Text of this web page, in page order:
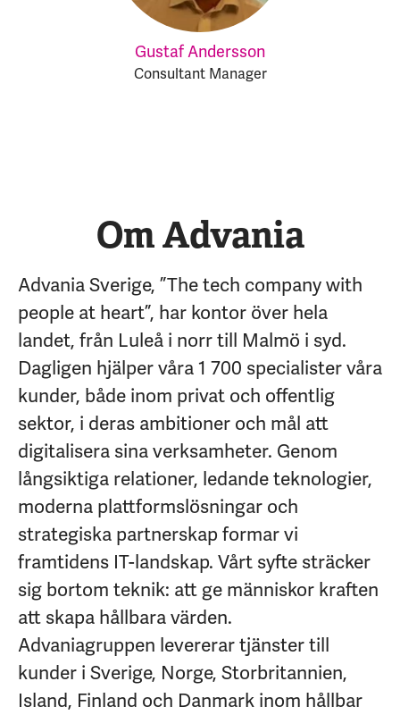
Gustaf Andersson
Consultant Manager
Om Advania
Advania Sverige, ”The tech company with
people at heart”, har kontor över hela
landet, från Luleå i norr till Malmö i syd.
Dagligen hjälper våra 1 700 specialister våra
kunder, både inom privat och offentlig
sektor, i deras ambitioner och mål att
digitalisera sina verksamheter. Genom
långsiktiga relationer, ledande teknologier,
moderna plattformslösningar och
strategiska partnerskap formar vi
framtidens IT-landskap. Vårt syfte sträcker
sig bortom teknik: att ge människor kraften
att skapa hållbara värden.
Advaniagruppen levererar tjänster till
kunder i Sverige, Norge, Storbritannien,
Island, Finland och Danmark inom hållbar